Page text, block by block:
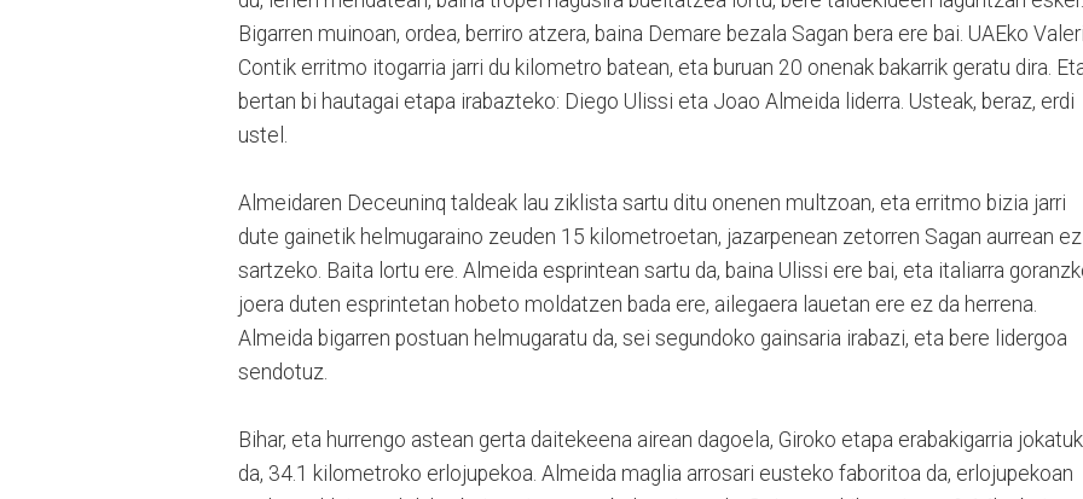
Bigarren muinoan, ordea, berriro atzera, baina Demare bezala Sagan bera ere bai. UAEko
Contik erritmo itogarria jarri du kilometro batean, eta buruan 20 onenak bakarrik geratu dira.
bertan bi hautagai etapa irabazteko: Diego Ulissi eta Joao Almeida liderra. Usteak, beraz, erdi
ustel.
Almeidaren Deceuninq taldeak lau ziklista sartu ditu onenen multzoan, eta erritmo bizia jarri
dute gainetik helmugaraino zeuden 15 kilometroetan, jazarpenean zetorren Sagan aurrean ez
sartzeko. Baita lortu ere. Almeida esprintean sartu da, baina Ulissi ere bai, eta italiarra
joera duten esprintetan hobeto moldatzen bada ere, ailegaera lauetan ere ez da herrena.
Almeida bigarren postuan helmugaratu da, sei segundoko gainsaria irabazi, eta bere lidergoa
sendotuz.
Bihar, eta hurrengo astean gerta daitekeena airean dagoela, Giroko etapa erabakigarria
da, 34.1 kilometroko erlojupekoa. Almeida maglia arrosari eusteko faboritoa da, erlojupekoan